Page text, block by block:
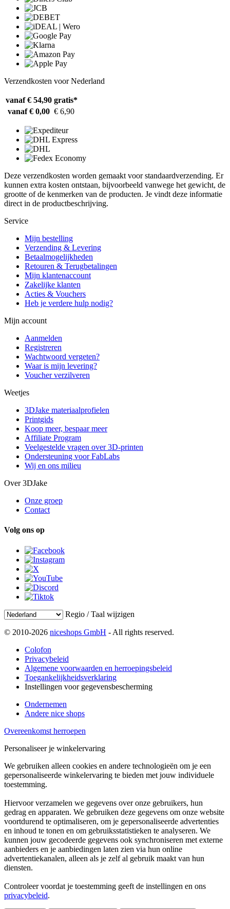
Verzendkosten voor Nederland
vanaf € 54,90 gratis*
vanaf € 0,00 € 6,90
Deze verzendkosten worden gemaakt voor standaardverzending. Er
kunnen extra kosten ontstaan, bijvoorbeeld vanwege het gewicht, de
grootte of de kenmerken van de producten. Je vindt deze informatie
direct in de productbeschrijving.
Service
Mijn bestelling
Verzending & Levering
Betaalmogelijkheden
Retouren & Terugbetalingen
Mijn klantenaccount
Zakelijke klanten
Acties & Vouchers
Heb je verdere hulp nodig?
Mijn account
Aanmelden
Registreren
Wachtwoord vergeten?
Waar is mijn levering?
Voucher verzilveren
Weetjes
3DJake materiaalprofielen
Printgids
Koop meer, bespaar meer
Affiliate Program
Veelgestelde vragen over 3D-printen
Ondersteuning voor FabLabs
Wij en ons milieu
Over 3DJake
Onze groep
Contact
Volg ons op
Regio / Taal wijzigen
© 2010-2026 niceshops GmbH - All rights reserved.
Colofon
Privacybeleid
Algemene voorwaarden en herroepingsbeleid
Toegankelijkheidsverklaring
Instellingen voor gegevensbescherming
Ondernemen
Andere nice shops
Overeenkomst herroepen
Personaliseer je winkelervaring
We gebruiken alleen cookies en andere technologieën om je een
gepersonaliseerde winkelervaring te bieden met jouw individuele
toestemming.
Hiervoor verzamelen we gegevens over onze gebruikers, hun
gedrag en apparaten. We gebruiken deze gegevens om onze website
voortdurend te optimaliseren, om je gepersonaliseerde advertenties
en inhoud te tonen en om gebruiksstatistieken te analyseren. We
kunnen jouw gecodeerde gegevens ook synchroniseren met externe
aanbieders en je aanbiedingen laten zien via hun online
advertentiekanalen, alleen als je zelf al gebruik maakt van hun
diensten.
Controleer voordat je toestemming geeft de instellingen en ons
privacybeleid.